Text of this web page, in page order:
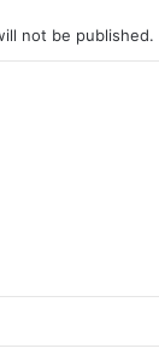
not be published.